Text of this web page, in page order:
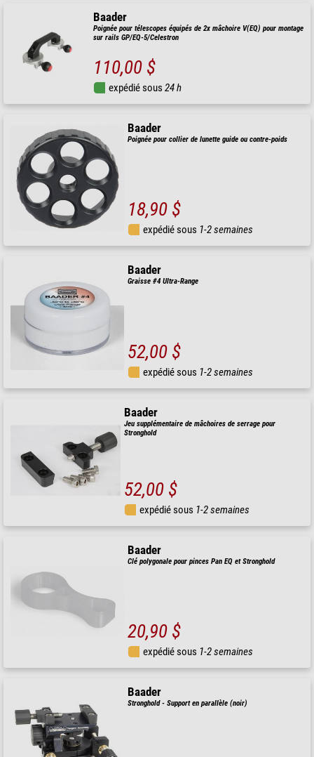
Baader
Poignée pour télescopes équipés de 2x mâchoire V(EQ) pour montage
sur rails GP/EQ-5/Celestron
110,00 $
expédié sous24 h
Baader
Poignée pour collier de lunette guide ou contre-poids
18,90 $
expédié sous 1-2 semaines
Baader
Graisse #4 Ultra-Range
52,00 $
expédié sous 1-2 semaines
Baader
Jeu supplémentaire de mâchoires de serrage pour
Stronghold
52,00 $
expédié sous 1-2 semaines
Baader
Clé polygonale pour pinces Pan EQ et Stronghold
20,90 $
expédié sous 1-2 semaines
Baader
Stronghold - Support en parallèle (noir)